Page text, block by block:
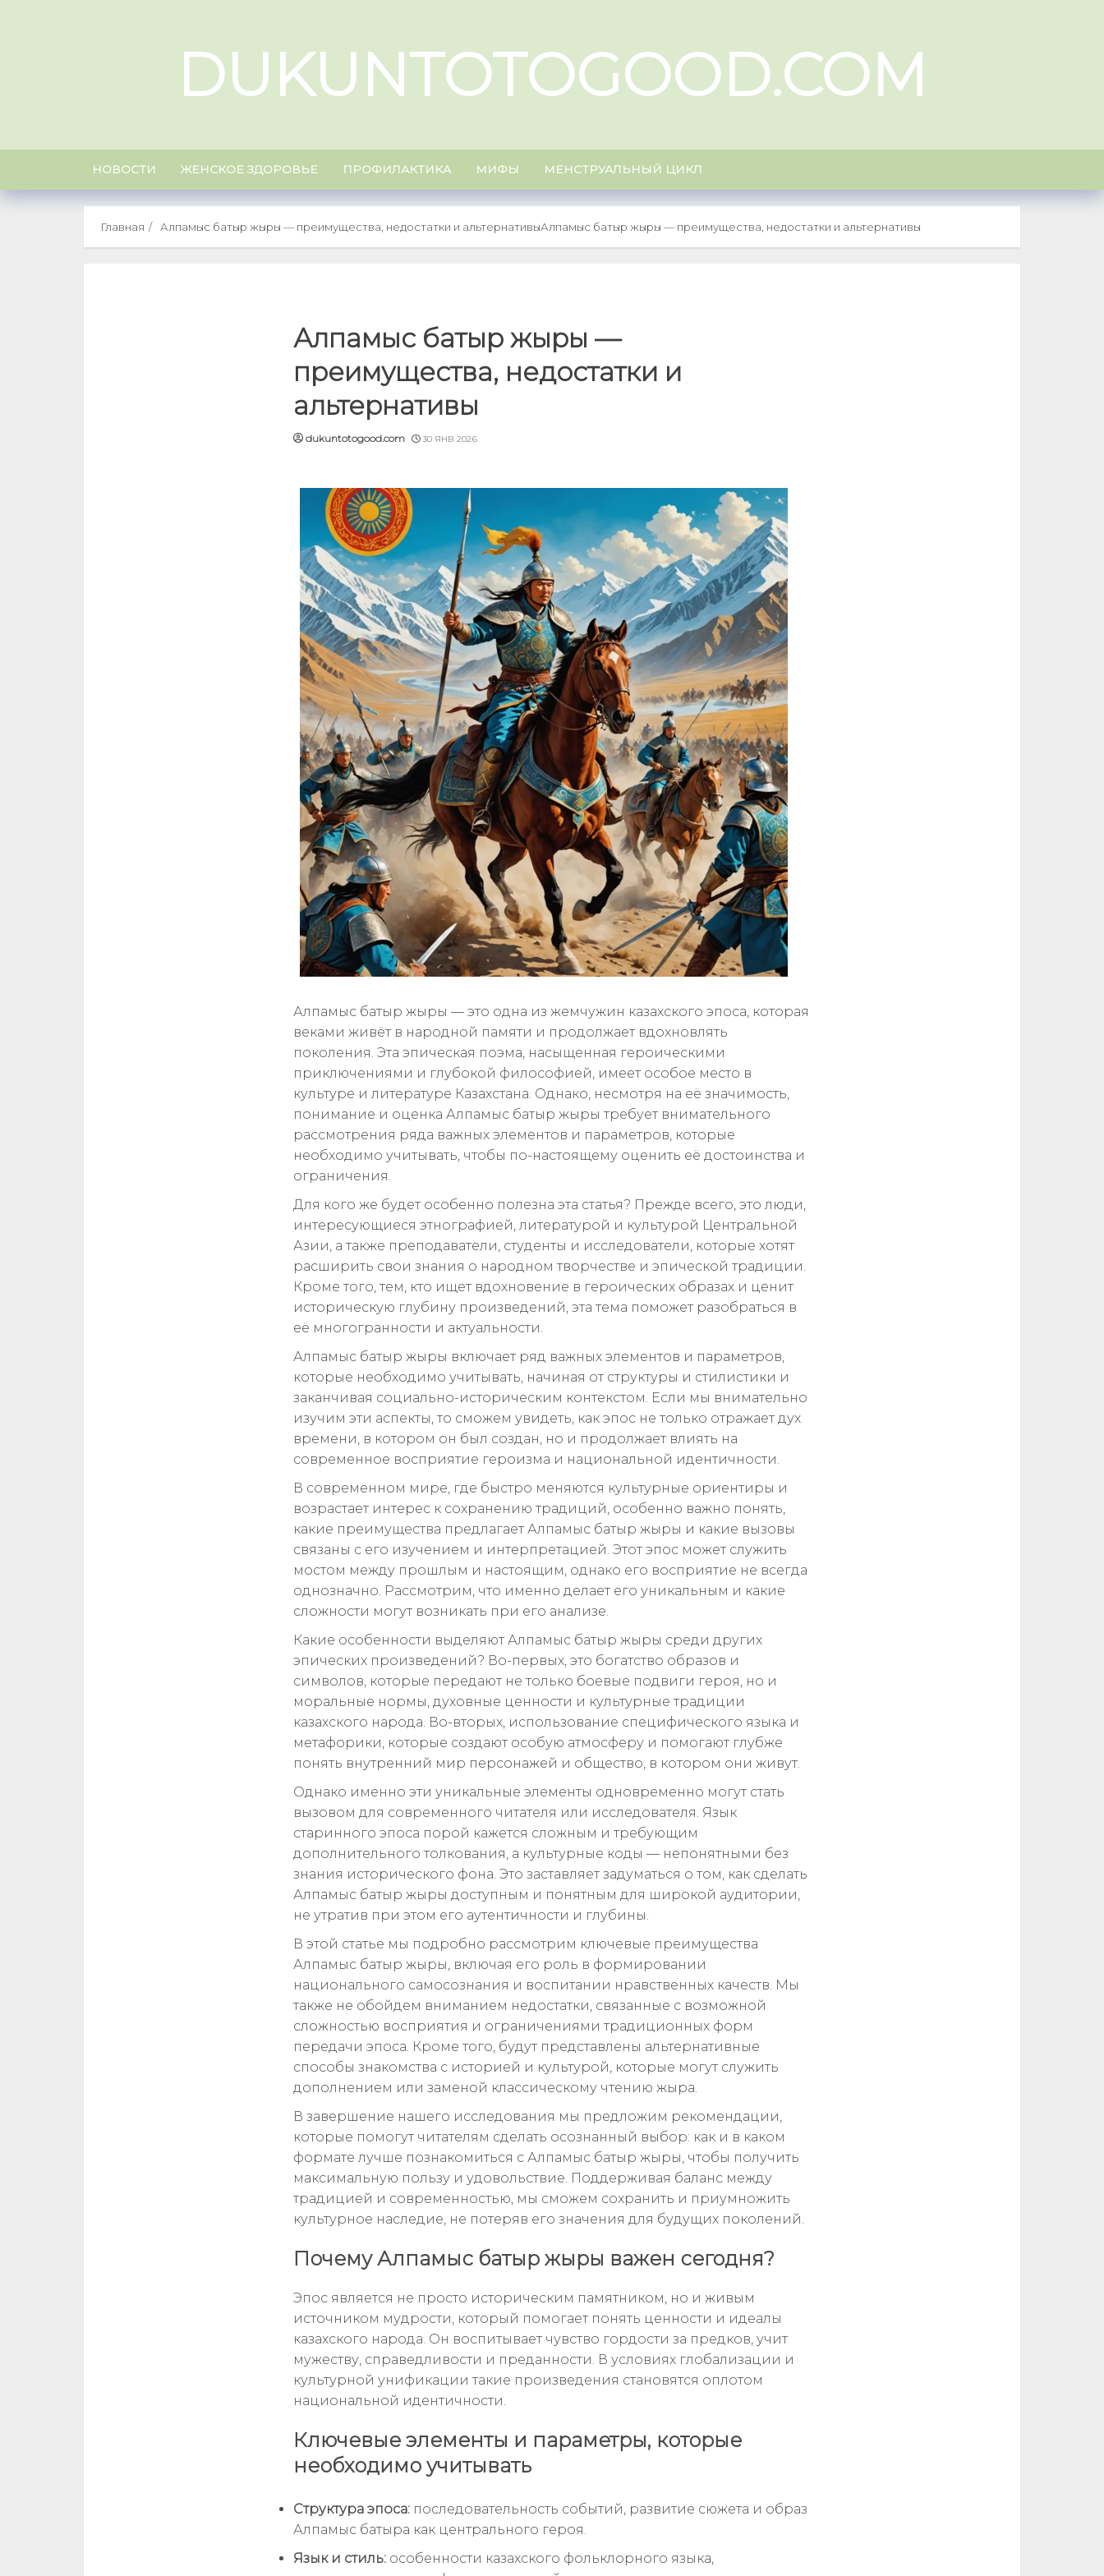
DUKUNTOTOGOOD.COM
НОВОСТИ ЖЕНСКОЕ ЗДОРОВЬЕ ПРОФИЛАКТИКА МИФЫ МЕНСТРУАЛЬНЫЙ ЦИКЛ
Главная Алпамыс батыр жыры — преимущества, недостатки и альтернативыАлпамыс батыр жыры — преимущества, недостатки и альтернативы
Алпамыс батыр жыры —
преимущества, недостатки и
альтернативы
dukuntotogood.com 30 ЯНВ 2026
Алпамыс батыр жыры — это одна из жемчужин казахского эпоса, которая
веками живёт в народной памяти и продолжает вдохновлять
поколения. Эта эпическая поэма, насыщенная героическими
приключениями и глубокой философией, имеет особое место в
культуре и литературе Казахстана. Однако, несмотря на её значимость,
понимание и оценка Алпамыс батыр жыры требует внимательного
рассмотрения ряда важных элементов и параметров, которые
необходимо учитывать, чтобы по-настоящему оценить её достоинства и
ограничения.
Для кого же будет особенно полезна эта статья? Прежде всего, это люди,
интересующиеся этнографией, литературой и культурой Центральной
Азии, а также преподаватели, студенты и исследователи, которые хотят
расширить свои знания о народном творчестве и эпической традиции.
Кроме того, тем, кто ищет вдохновение в героических образах и ценит
историческую глубину произведений, эта тема поможет разобраться в
её многогранности и актуальности.
Алпамыс батыр жыры включает ряд важных элементов и параметров,
которые необходимо учитывать, начиная от структуры и стилистики и
заканчивая социально-историческим контекстом. Если мы внимательно
изучим эти аспекты, то сможем увидеть, как эпос не только отражает дух
времени, в котором он был создан, но и продолжает влиять на
современное восприятие героизма и национальной идентичности.
В современном мире, где быстро меняются культурные ориентиры и
возрастает интерес к сохранению традиций, особенно важно понять,
какие преимущества предлагает Алпамыс батыр жыры и какие вызовы
связаны с его изучением и интерпретацией. Этот эпос может служить
мостом между прошлым и настоящим, однако его восприятие не всегда
однозначно. Рассмотрим, что именно делает его уникальным и какие
сложности могут возникать при его анализе.
Какие особенности выделяют Алпамыс батыр жыры среди других
эпических произведений? Во-первых, это богатство образов и
символов, которые передают не только боевые подвиги героя, но и
моральные нормы, духовные ценности и культурные традиции
казахского народа. Во-вторых, использование специфического языка и
метафорики, которые создают особую атмосферу и помогают глубже
понять внутренний мир персонажей и общество, в котором они живут.
Однако именно эти уникальные элементы одновременно могут стать
вызовом для современного читателя или исследователя. Язык
старинного эпоса порой кажется сложным и требующим
дополнительного толкования, а культурные коды — непонятными без
знания исторического фона. Это заставляет задуматься о том, как сделать
Алпамыс батыр жыры доступным и понятным для широкой аудитории,
не утратив при этом его аутентичности и глубины.
В этой статье мы подробно рассмотрим ключевые преимущества
Алпамыс батыр жыры, включая его роль в формировании
национального самосознания и воспитании нравственных качеств. Мы
также не обойдем вниманием недостатки, связанные с возможной
сложностью восприятия и ограничениями традиционных форм
передачи эпоса. Кроме того, будут представлены альтернативные
способы знакомства с историей и культурой, которые могут служить
дополнением или заменой классическому чтению жыра.
В завершение нашего исследования мы предложим рекомендации,
которые помогут читателям сделать осознанный выбор: как и в каком
формате лучше познакомиться с Алпамыс батыр жыры, чтобы получить
максимальную пользу и удовольствие. Поддерживая баланс между
традицией и современностью, мы сможем сохранить и приумножить
культурное наследие, не потеряв его значения для будущих поколений.
Почему Алпамыс батыр жыры важен сегодня?
Эпос является не просто историческим памятником, но и живым
источником мудрости, который помогает понять ценности и идеалы
казахского народа. Он воспитывает чувство гордости за предков, учит
мужеству, справедливости и преданности. В условиях глобализации и
культурной унификации такие произведения становятся оплотом
национальной идентичности.
Ключевые элементы и параметры, которые
необходимо учитывать
Структура эпоса: последовательность событий, развитие сюжета и образ
Алпамыс батыра как центрального героя.
Язык и стиль: особенности казахского фольклорного языка,